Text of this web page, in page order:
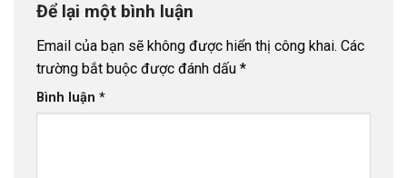
Để lại một bình luận
Email của bạn sẽ không được hiển thị công khai. Các
trường bắt buộc được đánh dấu *
Bình luận *